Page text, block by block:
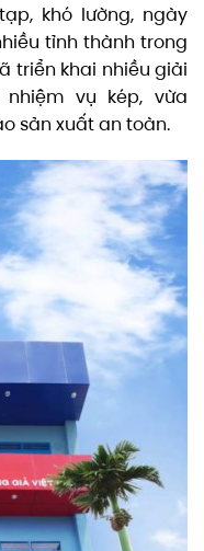
khó lường, ngày
tỉnh thành trong
triển khai nhiều giải
vụ kép, vừa
sản xuất an toàn.